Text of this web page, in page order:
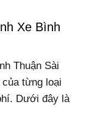
Xe Bình
Thuận Sài
từng loại
Dưới đây là